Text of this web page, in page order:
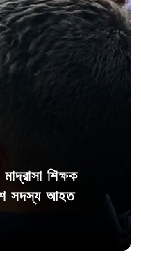
শিক্ষক
সদস্য আহত